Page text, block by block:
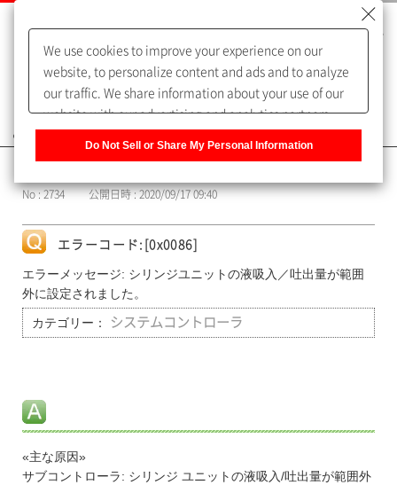
よくあるご質問（FAQ）
No : 2734 公開日時 : 2020/09/17 09:40
エラーコード:[0x0086]
エラーメッセージ: シリンジユニットの液吸入／吐出量が範囲
外に設定されました。
カテゴリー： システムコントローラ
«主な原因»
サブコントローラ: シリンジ ユニットの液吸入/吐出量が範囲外
We use cookies to improve your experience on our
website, to personalize content and ads and to analyze
our traffic. We share information about your use of our
website with our advertising and analytics partners,
of our sharing information about you with our partners.
Information] to customize your cookie settings on our
Do Not Sell or Share My Personal Information